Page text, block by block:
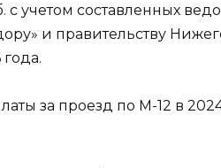
учетом составленных
и правительству
за проезд по М-12 в